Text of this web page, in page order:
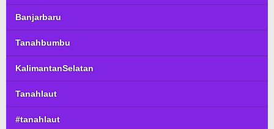
Banjarbaru
Tanahbumbu
KalimantanSelatan
Tanahlaut
#tanahlaut